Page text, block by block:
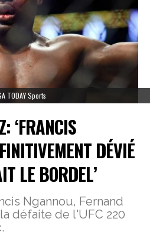
TODAY Sports
‘FRANCIS
DÉVIÉ
LE BORDEL’
Ngannou, Fernand
défaite de l'UFC 220